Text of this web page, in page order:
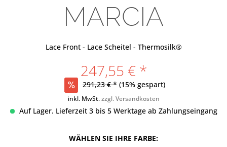
MARCIA
Lace Front - Lace Scheitel - Thermosilk®
247,55 € *
291,23 € * (15% gespart)
inkl. MwSt.zzgl. Versandkosten
Auf Lager. Lieferzeit 3 bis 5 Werktage ab Zahlungseingang
WÄHLEN SIE IHRE FARBE: